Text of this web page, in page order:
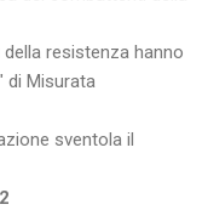
resistenza hanno
di Misurata
sventola il